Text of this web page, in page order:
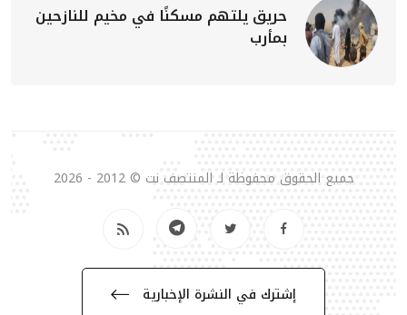
حريق يلتهم مسكنًا في مخيم للنازحين
بمأرب
جميع الحقوق محفوظة لـ المنتصف نت © 2012 - 2026
إشترك في النشرة الإخبارية